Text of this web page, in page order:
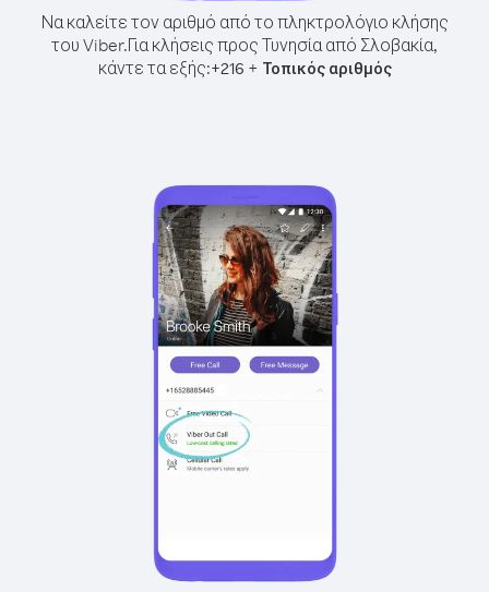
Να καλείτε τον αριθμό από το πληκτρολόγιο κλήσης
του Viber.Για κλήσεις προς Τυνησία από Σλοβακία,
κάντε τα εξής:+216 + Τοπικός αριθμός